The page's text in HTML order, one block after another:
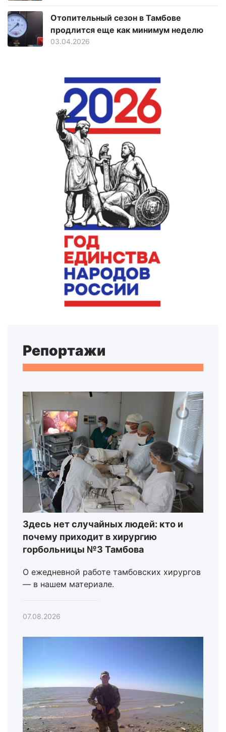
Отопительный сезон в Тамбове
продлится еще как минимум неделю
03.04.2026
Репортажи
Здесь нет случайных людей: кто и
почему приходит в хирургию
горбольницы №3 Тамбова
О ежедневной работе тамбовских хирургов
— в нашем материале.
07.08.2026